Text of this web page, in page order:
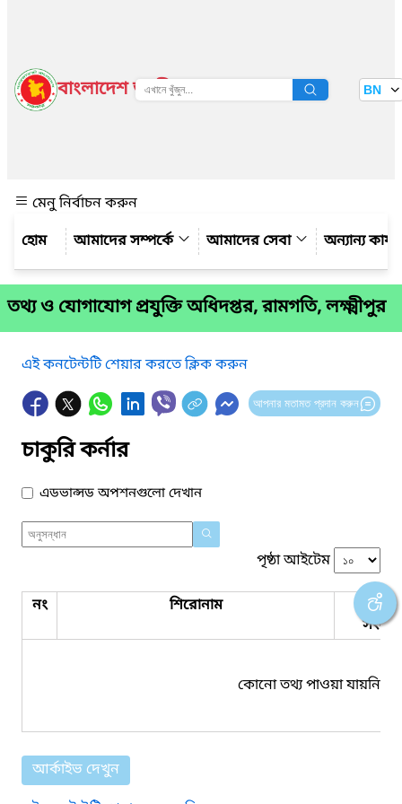
বাংলাদেশ জাতীয় তথ্য বাতায়ন BN
মেনু নির্বাচন করুন
আমাদের সম্পর্কে
আমাদের সেবা অন্যান্য
তথ্য ও যোগাযোগ প্রযুক্তি অধিদপ্তর, রামগতি, লক্ষ্মীপুর
এই কনটেন্টটি শেয়ার করতে ক্লিক করুন
আপনার মতামত প্রদান করুন
চাকুরি কর্নার
এডভান্সড অপশনগুলো দেখান
পৃষ্ঠা আইটেম
নং শিরোনাম
কোনো তথ্য পাওয়া যায়নি।
আর্কাইভ দেখুন